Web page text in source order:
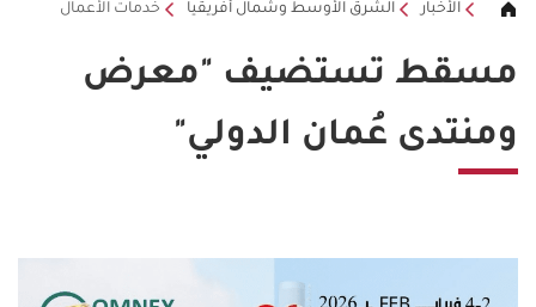
الأخبار الشرق الأوسط وشمال أفريقيا خدمات الأعمال
مسقط تستضيف "معرض
ومنتدى عُمان الدولي"